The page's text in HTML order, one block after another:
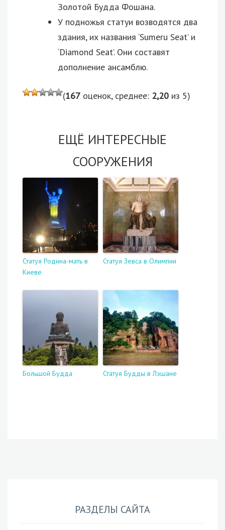
Золотой Будда Фошана.
У подножья статуи возводятся два
здания, их названия ‘Sumeru Seat’ и
‘Diamond Seat’. Они составят
дополнение ансамблю.
(167 оценок, среднее: 2,20 из 5)
ЕЩЁ ИНТЕРЕСНЫЕ
СООРУЖЕНИЯ
Статуя Родина-мать в
Киеве
Статуя Зевса в Олимпии
Большой Будда Статуя Будды в Лэшане
РАЗДЕЛЫ САЙТА